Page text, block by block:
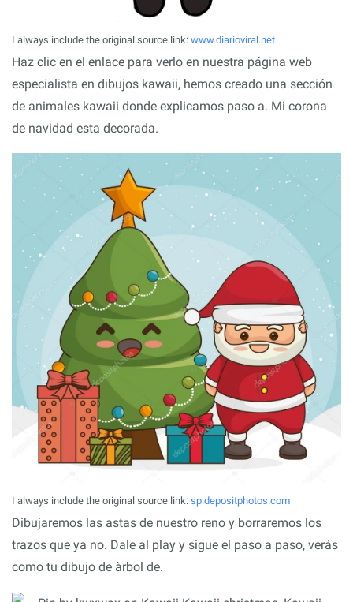
I always include the original source link: www.diarioviral.net
Haz clic en el enlace para verlo en nuestra página web
especialista en dibujos kawaii, hemos creado una sección
de animales kawaii donde explicamos paso a. Mi corona
de navidad esta decorada.
I always include the original source link: sp.depositphotos.com
Dibujaremos las astas de nuestro reno y borraremos los
trazos que ya no. Dale al play y sigue el paso a paso, verás
como tu dibujo de àrbol de.